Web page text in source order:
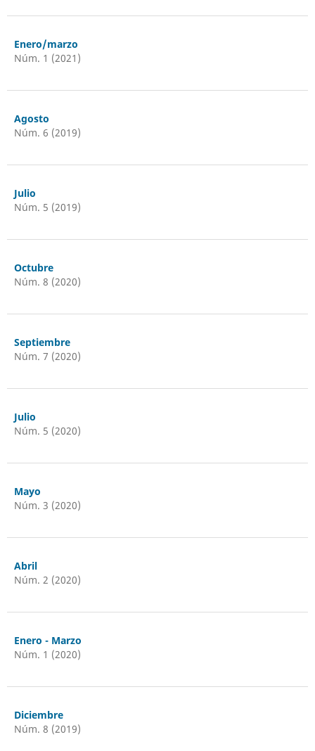
Enero/marzo
Núm. 1 (2021)
Agosto
Núm. 6 (2019)
Julio
Núm. 5 (2019)
Octubre
Núm. 8 (2020)
Septiembre
Núm. 7 (2020)
Julio
Núm. 5 (2020)
Mayo
Núm. 3 (2020)
Abril
Núm. 2 (2020)
Enero - Marzo
Núm. 1 (2020)
Diciembre
Núm. 8 (2019)